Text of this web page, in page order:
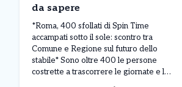
da sapere
*Roma, 400 sfollati di Spin Time
accampati sotto il sole: scontro tra
Comune e Regione sul futuro dello
stabile* Sono oltre 400 le persone
costrette a trascorrere le giornate e le